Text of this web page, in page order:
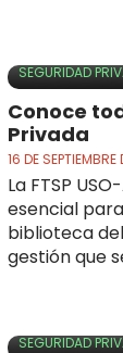
SEGURIDAD
Conoce
Privada
16 DE
La FTSP
esencial
biblioteca
gestión que
SEGURIDAD